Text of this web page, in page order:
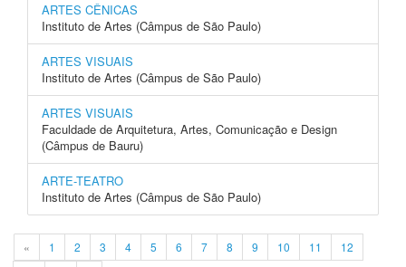
ARTES CÊNICAS
Instituto de Artes (Câmpus de São Paulo)
ARTES VISUAIS
Instituto de Artes (Câmpus de São Paulo)
ARTES VISUAIS
Faculdade de Arquitetura, Artes, Comunicação e Design
(Câmpus de Bauru)
ARTE-TEATRO
Instituto de Artes (Câmpus de São Paulo)
« 1 2 3 4 5 6 7 8 9 10 11
12